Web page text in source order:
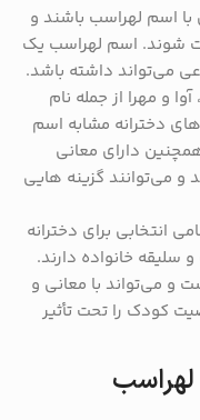
با اسم لهراسب باشند و
شوند. اسم لهراسب یک
می‌تواند داشته باشد.
آوا و مهرا از جمله نام
دخترانه مشابه اسم
دارای معانی
می‌توانند گزینه‌ هایی
انتخابی برای دخترانه
سلیقه خانواده دارند.
و می‌تواند با معانی و
کودک را تحت تأثیر
لهراسب